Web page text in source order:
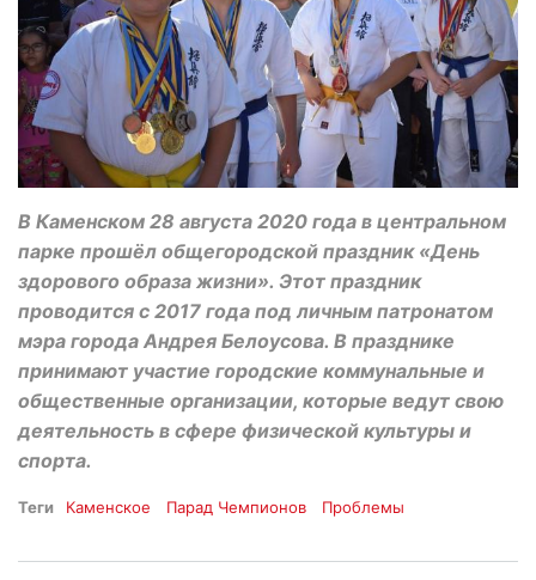
В Каменском 28 августа 2020 года в центральном
парке прошёл общегородской праздник «День
здорового образа жизни». Этот праздник
проводится с 2017 года под личным патронатом
мэра города Андрея Белоусова. В празднике
принимают участие городские коммунальные и
общественные организации, которые ведут свою
деятельность в сфере физической культуры и
спорта.
Теги Каменское Парад Чемпионов Проблемы